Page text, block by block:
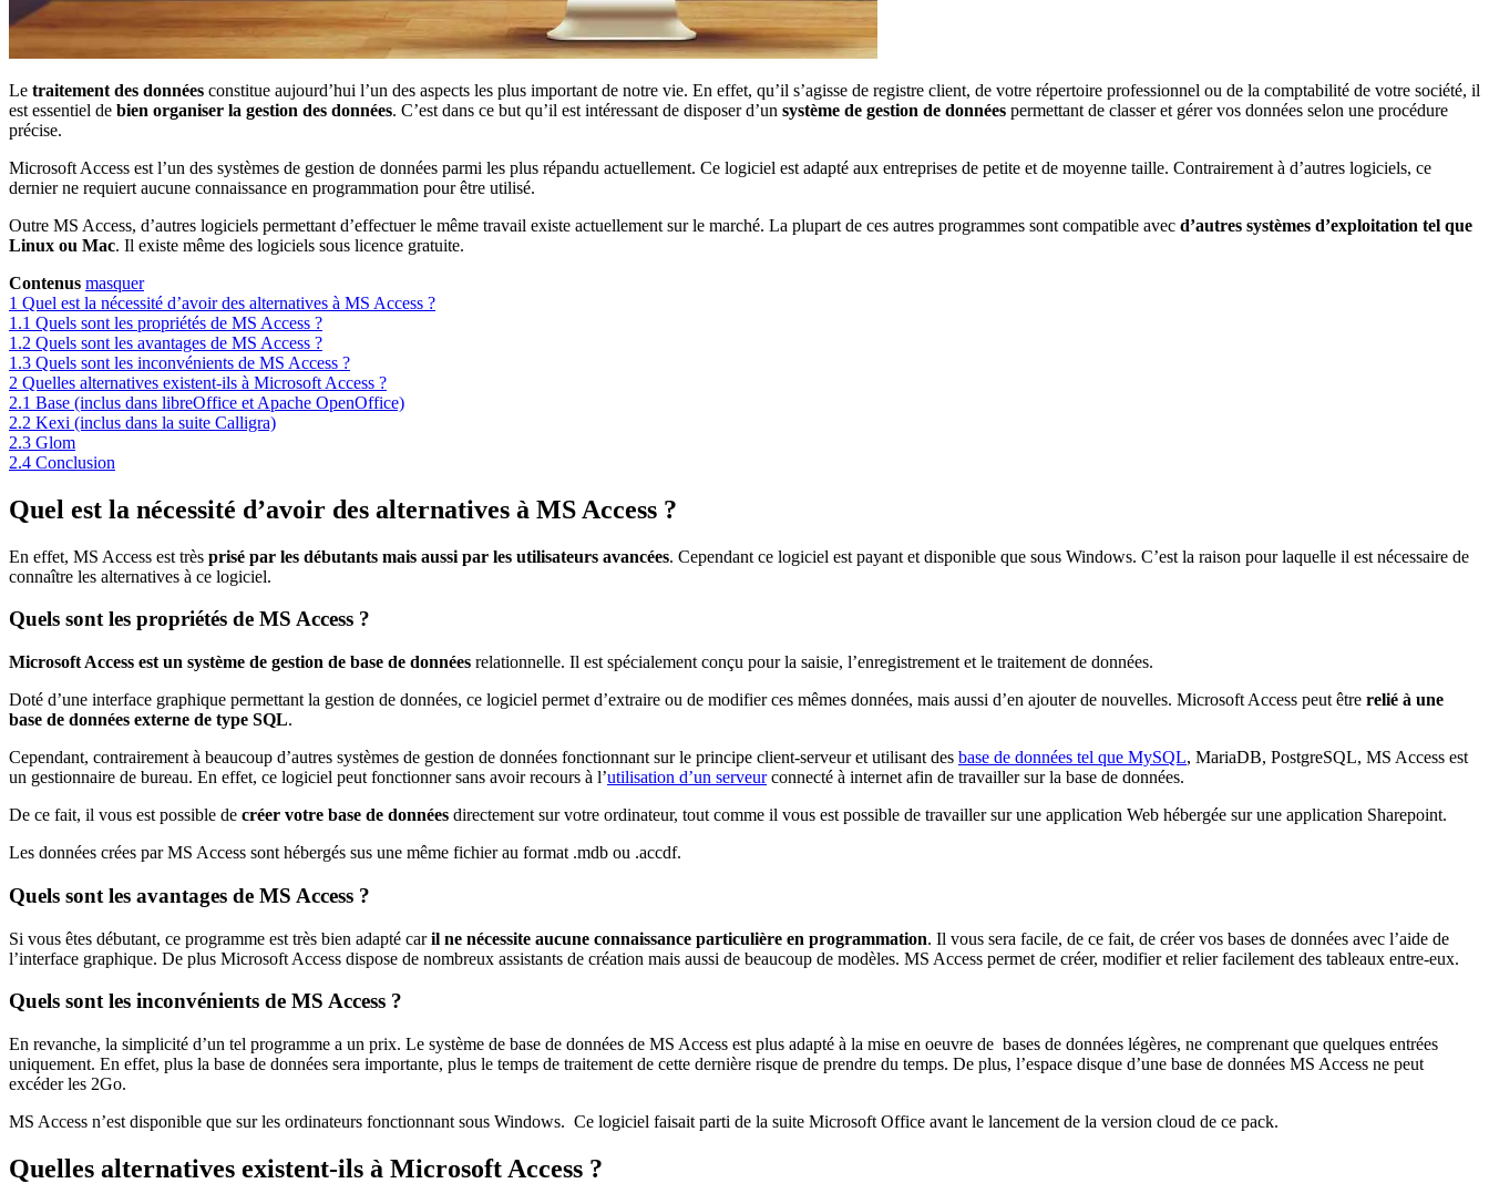
Le traitement des données constitue aujourd’hui l’un des aspects les plus important de notre vie. En effet, qu’il s’agisse de registre client, de votre répertoire professionnel ou de la comptabilité de votre société, il
est essentiel de bien organiser la gestion des données. C’est dans ce but qu’il est intéressant de disposer d’un système de gestion de données permettant de classer et gérer vos données selon une procédure
précise.
Microsoft Access est l’un des systèmes de gestion de données parmi les plus répandu actuellement. Ce logiciel est adapté aux entreprises de petite et de moyenne taille. Contrairement à d’autres logiciels, ce
dernier ne requiert aucune connaissance en programmation pour être utilisé.
Outre MS Access, d’autres logiciels permettant d’effectuer le même travail existe actuellement sur le marché. La plupart de ces autres programmes sont compatible avec d’autres systèmes d’exploitation tel que
Linux ou Mac. Il existe même des logiciels sous licence gratuite.
Contenus masquer
1 Quel est la nécessité d’avoir des alternatives à MS Access ?
1.1 Quels sont les propriétés de MS Access ?
1.2 Quels sont les avantages de MS Access ?
1.3 Quels sont les inconvénients de MS Access ?
2 Quelles alternatives existent-ils à Microsoft Access ?
2.1 Base (inclus dans libreOffice et Apache OpenOffice)
2.2 Kexi (inclus dans la suite Calligra)
2.3 Glom
2.4 Conclusion
Quel est la nécessité d’avoir des alternatives à MS Access ?
En effet, MS Access est très prisé par les débutants mais aussi par les utilisateurs avancées. Cependant ce logiciel est payant et disponible que sous Windows. C’est la raison pour laquelle il est nécessaire de
connaître les alternatives à ce logiciel.
Quels sont les propriétés de MS Access ?
Microsoft Access est un système de gestion de base de données relationnelle. Il est spécialement conçu pour la saisie, l’enregistrement et le traitement de données.
Doté d’une interface graphique permettant la gestion de données, ce logiciel permet d’extraire ou de modifier ces mêmes données, mais aussi d’en ajouter de nouvelles. Microsoft Access peut être relié à une
base de données externe de type SQL.
Cependant, contrairement à beaucoup d’autres systèmes de gestion de données fonctionnant sur le principe client-serveur et utilisant des base de données tel que MySQL, MariaDB, PostgreSQL, MS Access est
un gestionnaire de bureau. En effet, ce logiciel peut fonctionner sans avoir recours à l’utilisation d’un serveurconnecté à internet afin de travailler sur la base de données.
De ce fait, il vous est possible de créer votre base de données directement sur votre ordinateur, tout comme il vous est possible de travailler sur une application Web hébergée sur une application Sharepoint.
Les données crées par MS Access sont hébergés sus une même fichier au format .mdb ou .accdf.
Quels sont les avantages de MS Access ?
Si vous êtes débutant, ce programme est très bien adapté caril ne nécessite aucune connaissance particulière en programmation. Il vous sera facile, de ce fait, de créer vos bases de données avec l’aide de
l’interface graphique. De plus Microsoft Access dispose de nombreux assistants de création mais aussi de beaucoup de modèles. MS Access permet de créer, modifier et relier facilement des tableaux entre-eux.
Quels sont les inconvénients de MS Access ?
En revanche, la simplicité d’un tel programme a un prix. Le système de base de données de MS Access est plus adapté à la mise en oeuvre de bases de données légères, ne comprenant que quelques entrées
uniquement. En effet, plus la base de données sera importante, plus le temps de traitement de cette dernière risque de prendre du temps. De plus, l’espace disque d’une base de données MS Access ne peut
excéder les 2Go.
MS Access n’est disponible que sur les ordinateurs fonctionnant sous Windows. Ce logiciel faisait parti de la suite Microsoft Office avant le lancement de la version cloud de ce pack.
Quelles alternatives existent-ils à Microsoft Access ?